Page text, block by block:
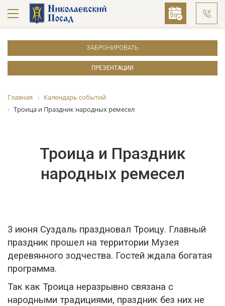
ЗАБРОНИРОВАТЬ
ПРЕЗЕНТАЦИИ
Главная
Календарь событий
Троица и Праздник народных ремесел
Троица и Праздник
народных ремесел
3 июня Суздаль праздновал Троицу. Главный
праздник прошел на территории Музея
деревянного зодчества. Гостей ждала богатая
программа.
Так как Троица неразрывно связана с
народными традициями, праздник без них не